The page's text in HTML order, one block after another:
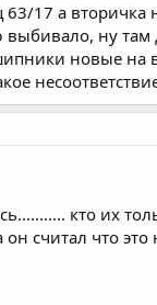
17 а вторичка
выбивало, ну
новые
кто их
считал что